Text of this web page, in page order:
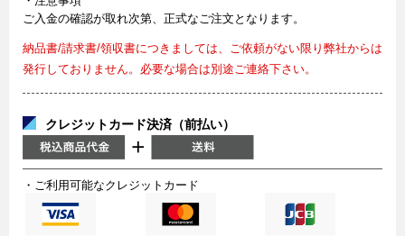
ご入金の確認が取れ次第、正式なご注文となります。
納品書/請求書/領収書につきましては、ご依頼がない限り弊社からは
発行しておりません。必要な場合は別途ご連絡下さい。
クレジットカード決済（前払い）
・ご利用可能なクレジットカード